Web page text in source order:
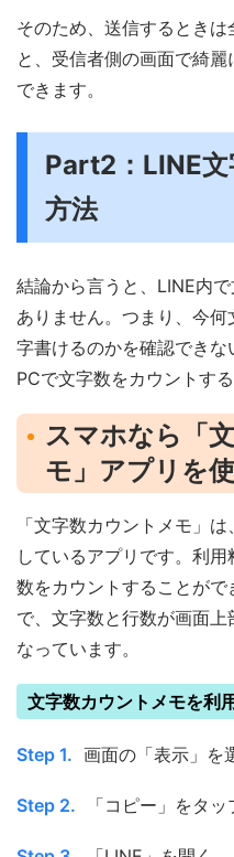
そのため、送信するとき
と、受信者側の画面で綺
できます。
Part2：LINE
方法
結論から言うと、LINE内
ありません。つまり、今
字書けるのかを確認でき
PCで文字数をカウントす
スマホなら「
モ」アプリを
「文字数カウントメモ」
しているアプリです。利
数をカウントすることが
で、文字数と行数が画面
なっています。
文字数カウントメモを利
Step 1. 画面の「表示」を
Step 2. 「コピー」をタッ